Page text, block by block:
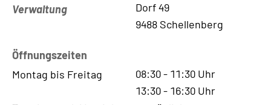
Verwaltung
Dorf 49
9488 Schellenberg
Öffnungszeiten
Montag bis Freitag
08:30- 11:30 Uhr
13:30- 16:30 Uhr